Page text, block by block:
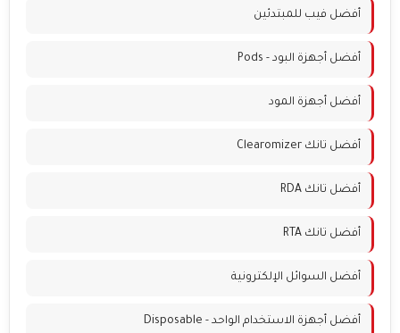
أفضل فيب للمبتدئين
أفضل أجهزة البود - Pods
أفضل أجهزة المود
أفضل تانك Clearomizer
أفضل تانك RDA
أفضل تانك RTA
أفضل السوائل الإلكترونية
أفضل أجهزة الاستخدام الواحد - Disposable